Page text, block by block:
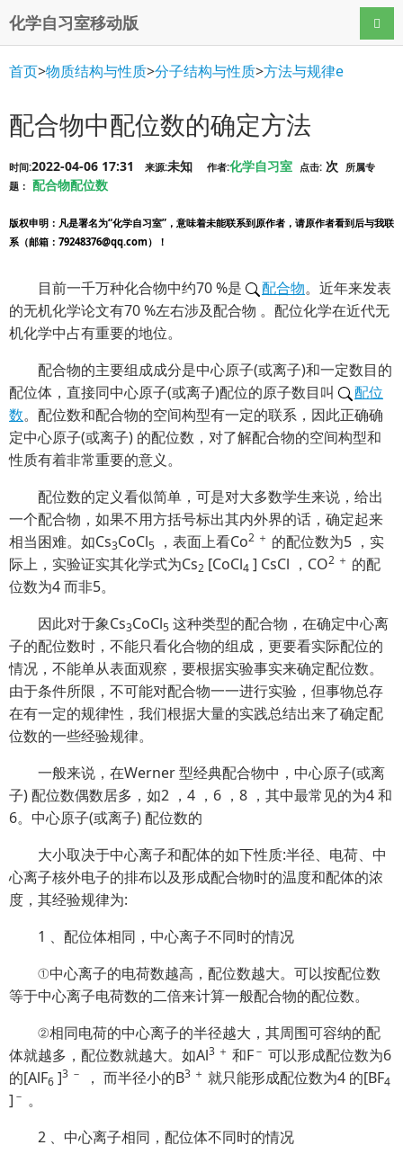
化学自习室移动版 导航
首页>物质结构与性质>分子结构与性质>方法与规律e
配合物中配位数的确定方法
时间:2022-04-06 17:31 来源:未知 作者:化学自习室 点击: 次
所属专
题： 配合物配位数
版权申明 ：凡是署名为“化学自习室”，意味着未能联系到原作者，请原作者看到后与我联
系（邮箱：79248376@qq.com）！
目前一千万种化合物中约70 %是 配合物。近年来发表
的无机化学论文有70 %左右涉及配合物 。配位化学在近代无
机化学中占有重要的地位。
配合物的主要组成成分是中心原子(或离子)和一定数目的
配位体，直接同中心原子(或离子)配位的原子数目叫
配位
数。配位数和配合物的空间构型有一定的联系，因此正确确
定中心原子(或离子) 的配位数，对了解配合物的空间构型和
性质有着非常重要的意义。
配位数的定义看似简单，可是对大多数学生来说，给出
一个配合物，如果不用方括号标出其内外界的话，确定起来
相当困难。如Cs3CoCl5 ，表面上看Co2 ＋ 的配位数为5 ，实
际上，实验证实其化学式为Cs2 [CoCl4 ] CsCl ，CO2 ＋ 的配
位数为4 而非5。
因此对于象Cs3CoCl5 这种类型的配合物，在确定中心离
子的配位数时，不能只看化合物的组成，更要看实际配位的
情况，不能单从表面观察，要根据实验事实来确定配位数。
由于条件所限，不可能对配合物一一进行实验，但事物总存
在有一定的规律性，我们根据大量的实践总结出来了确定配
位数的一些经验规律。
一般来说，在Werner 型经典配合物中，中心原子(或离
子) 配位数偶数居多，如2 ，4 ，6 ，8 ，其中最常见的为4 和
6。中心原子(或离子) 配位数的
大小取决于中心离子和配体的如下性质:半径、电荷、中
心离子核外电子的排布以及形成配合物时的温度和配体的浓
度，其经验规律为:
1 、配位体相同，中心离子不同时的情况
①中心离子的电荷数越高，配位数越大。可以按配位数
等于中心离子电荷数的二倍来计算一般配合物的配位数。
②相同电荷的中心离子的半径越大，其周围可容纳的配
体就越多，配位数就越大。如Al3 ＋ 和F－ 可以形成配位数为6
的[AlF6 ]3 － ， 而半径小的B3 ＋ 就只能形成配位数为4 的[BF4
] － 。
2 、中心离子相同，配位体不同时的情况